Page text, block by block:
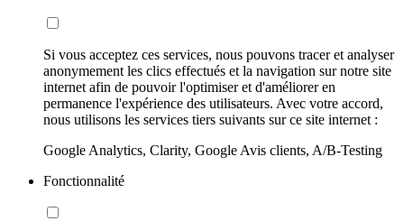
Si vous acceptez ces services, nous pouvons tracer et analyser
anonymement les clics effectués et la navigation sur notre site
internet afin de pouvoir l'optimiser et d'améliorer en
permanence l'expérience des utilisateurs. Avec votre accord,
nous utilisons les services tiers suivants sur ce site internet :
Google Analytics, Clarity, Google Avis clients, A/B-Testing
Fonctionnalité